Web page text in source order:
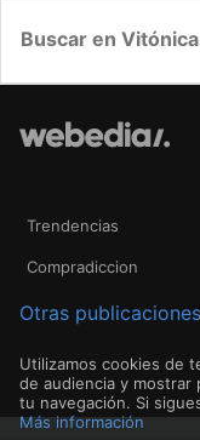
Trendencias
Compradiccion
Otras
Utilizamos cookies de
de audiencia y mostrar
tu navegación. Si
Más información